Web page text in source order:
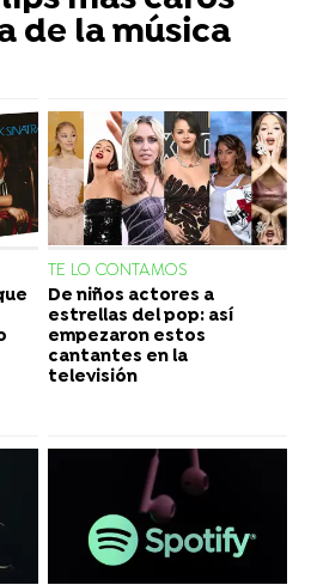
de la música
TE LO CONTAMOS
De niños actores a
estrellas del pop: así
empezaron estos
cantantes en la
televisión